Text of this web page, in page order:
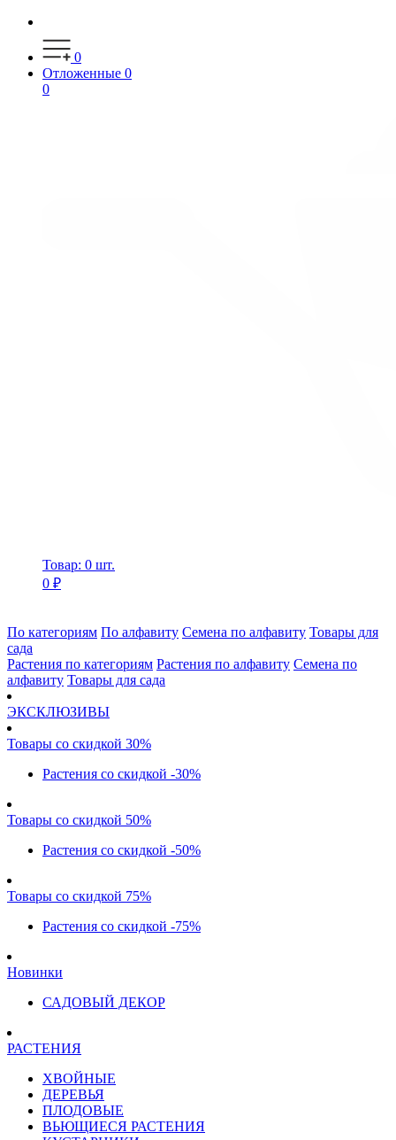
0
Отложенные 0
0
Товар: 0 шт.
0 ₽
По категориям По алфавиту Семена по алфавиту Товары для
сада
Растения по категориям Растения по алфавиту Семена по
алфавиту Товары для сада
ЭКСКЛЮЗИВЫ
Товары со скидкой 30%
Растения со скидкой -30%
Товары со скидкой 50%
Растения со скидкой -50%
Товары со скидкой 75%
Растения со скидкой -75%
Новинки
САДОВЫЙ ДЕКОР
РАСТЕНИЯ
ХВОЙНЫЕ
ДЕРЕВЬЯ
ПЛОДОВЫЕ
ВЬЮЩИЕСЯ РАСТЕНИЯ